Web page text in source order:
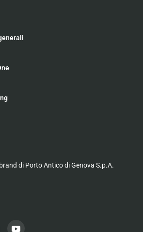
di Porto Antico di Genova S.p.A.